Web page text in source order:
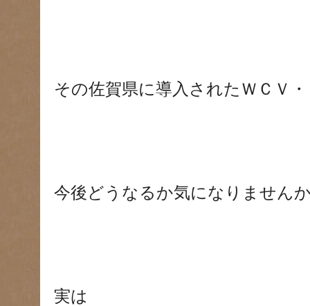
その佐賀県に導入されたＷＣＶ
今後どうなるか気になりません
実は